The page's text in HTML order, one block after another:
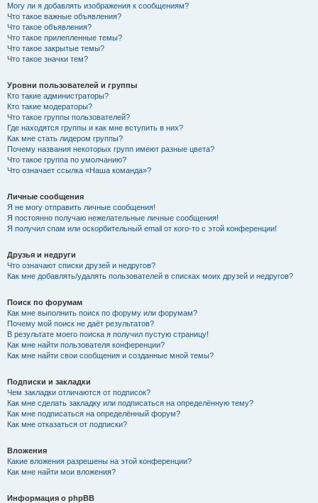
Могу ли я добавлять изображения к сообщениям?
Что такое важные объявления?
Что такое объявления?
Что такое прилепленные темы?
Что такое закрытые темы?
Что такое значки тем?
Уровни пользователей и группы
Кто такие администраторы?
Кто такие модераторы?
Что такое группы пользователей?
Где находятся группы и как мне вступить в них?
Как мне стать лидером группы?
Почему названия некоторых групп имеют разные цвета?
Что такое группа по умолчанию?
Что означает ссылка «Наша команда»?
Личные сообщения
Я не могу отправить личные сообщения!
Я постоянно получаю нежелательные личные сообщения!
Я получил спам или оскорбительный email от кого-то с этой конференции!
Друзья и недруги
Что означают списки друзей и недругов?
Как мне добавлять/удалять пользователей в списках моих друзей и недругов?
Поиск по форумам
Как мне выполнить поиск по форуму или форумам?
Почему мой поиск не даёт результатов?
В результате моего поиска я получил пустую страницу!
Как мне найти пользователя конференции?
Как мне найти свои сообщения и созданные мной темы?
Подписки и закладки
Чем закладки отличаются от подписок?
Как мне сделать закладку или подписаться на определённую тему?
Как мне подписаться на определённый форум?
Как мне отказаться от подписки?
Вложения
Какие вложения разрешены на этой конференции?
Как мне найти мои вложения?
Информация о phpBB